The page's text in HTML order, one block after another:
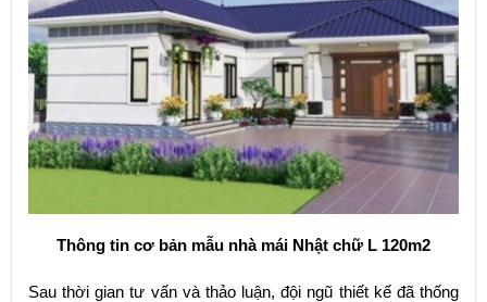
Thông tin cơ bản mẫu nhà mái Nhật chữ L 120m2
Sau thời gian tư vấn và thảo luận, đội ngũ thiết kế đã thống